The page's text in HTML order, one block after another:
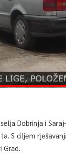
Dobrinja i
S ciljem
Grad.